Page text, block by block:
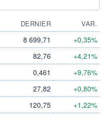
DERNIER
VAR.
8 699,71 +0,35%
82,76 +4,21%
0,461 +9,76%
27,82 +0,80%
120,75 +1,22%